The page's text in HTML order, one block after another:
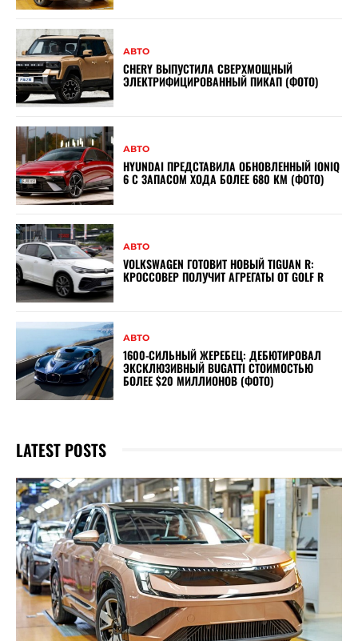
АВТО
CHERY ВЫПУСТИЛА СВЕРХМОЩНЫЙ
ЭЛЕКТРИФИЦИРОВАННЫЙ ПИКАП (ФОТО)
АВТО
HYUNDAI ПРЕДСТАВИЛА ОБНОВЛЕННЫЙ IONIQ
6 С ЗАПАСОМ ХОДА БОЛЕЕ 680 КМ (ФОТО)
АВТО
VOLKSWAGEN ГОТОВИТ НОВЫЙ TIGUAN R:
КРОССОВЕР ПОЛУЧИТ АГРЕГАТЫ ОТ GOLF R
АВТО
1600-СИЛЬНЫЙ ЖЕРЕБЕЦ: ДЕБЮТИРОВАЛ
ЭКСКЛЮЗИВНЫЙ BUGATTI СТОИМОСТЬЮ
БОЛЕЕ $20 МИЛЛИОНОВ (ФОТО)
LATEST POSTS